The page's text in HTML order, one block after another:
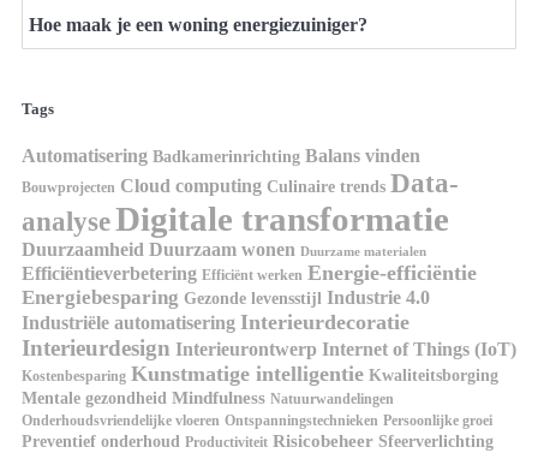
Hoe maak je een woning energiezuiniger?
Tags
Automatisering Badkamerinrichting Balans vinden
Bouwprojecten Cloud computing Culinaire trends Data-
analyseDigitale transformatie
Duurzaamheid Duurzaam wonen Duurzame materialen
Efficiëntieverbetering Efficiënt werken Energie-efficiëntie
Energiebesparing Gezonde levensstijl Industrie 4.0
Industriële automatisering Interieurdecoratie
Interieurdesign Interieurontwerp Internet of Things (IoT)
Kostenbesparing Kunstmatige intelligentie Kwaliteitsborging
Mentale gezondheid Mindfulness Natuurwandelingen
Onderhoudsvriendelijke vloeren Ontspanningstechnieken Persoonlijke groei
Preventief onderhoud Productiviteit Risicobeheer Sfeerverlichting